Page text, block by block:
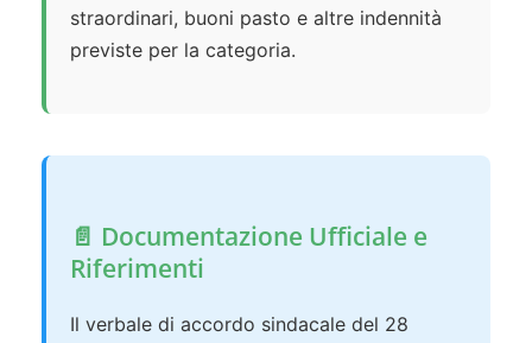
straordinari, buoni pasto e altre indennità
previste per la categoria.
📄 Documentazione Ufficiale e
Riferimenti
Il verbale di accordo sindacale del 28